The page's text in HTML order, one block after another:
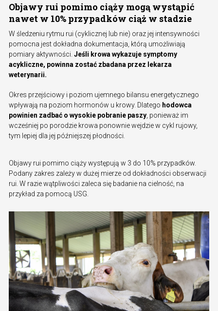
Objawy rui pomimo ciąży mogą wystąpić
nawet w 10% przypadków ciąż w stadzie
W śledzeniu rytmu rui (cyklicznej lub nie) oraz jej intensywności
pomocna jest dokładna dokumentacja, którą umożliwiają
pomiary aktywności. Jeśli krowa wykazuje symptomy
acykliczne, powinna zostać zbadana przez lekarza
weterynarii.
Okres przejściowy i poziom ujemnego bilansu energetycznego
wpływają na poziom hormonów u krowy. Dlatego hodowca
powinien zadbać o wysokie pobranie paszy , ponieważ im
wcześniej po porodzie krowa ponownie wejdzie w cykl rujowy,
tym lepiej dla jej późniejszej płodności.
Objawy rui pomimo ciąży występują w 3 do 10% przypadków.
Podany zakres zależy w dużej mierze od dokładności obserwacji
rui. W razie wątpliwości zaleca się badanie na cielność, na
przykład za pomocą USG.